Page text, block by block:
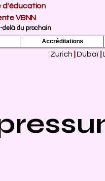
d'éducation
VBNN
delà du prochain
Accréditations
Zurich Dubaï